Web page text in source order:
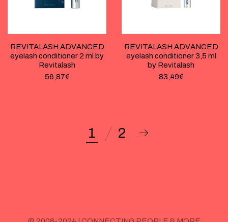
REVITALASH ADVANCED
eyelash conditioner 2 ml by
Revitalash
56,87€
REVITALASH ADVANCED
eyelash conditioner 3,5 ml
by Revitalash
83,49€
1 2